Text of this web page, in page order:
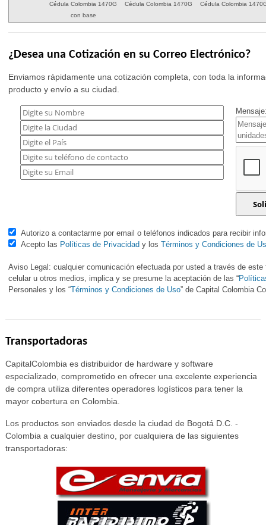
Cédula Colombia 1470G
con base
Cédula Colombia 1470G
Cédula Colombia
¿Desea una Cotización en su Correo Electrónico?
Enviamos rápidamente una cotización completa, con toda la
producto y envío a su ciudad.
Autorizo a contactarme por email o teléfonos indicados para recibir
Acepto las Políticas de Privacidad y losTérminos y Condiciones de
Aviso Legal: cualquier comunicación efectuada por usted a través de
celular u otros medios, implica y se presume la aceptación de las “
Personales y los “Términos y Condiciones de Uso” de Capital Colombia
Transportadoras
CapitalColombia es distribuidor de hardware y software
especializado, comprometido en ofrecer una excelente experiencia
de compra utiliza diferentes operadores logísticos para tener la
mayor cobertura en Colombia.
Los productos son enviados desde la ciudad de Bogotá D.C. -
Colombia a cualquier destino, por cualquiera de las siguientes
transportadoras: